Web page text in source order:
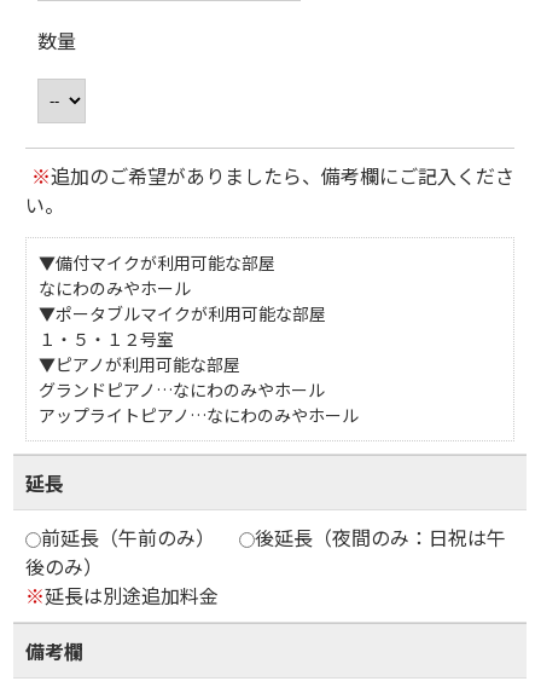
数量
※追加のご希望がありましたら、備考欄にご記入くださ
い。
▼備付マイクが利用可能な部屋
なにわのみやホール
▼ポータブルマイクが利用可能な部屋
１・５・１２号室
▼ピアノが利用可能な部屋
グランドピアノ…なにわのみやホール
アップライトピアノ…なにわのみやホール
延長
前延長（午前のみ）
後延長（夜間のみ：日祝は午
後のみ）
※延長は別途追加料金
備考欄